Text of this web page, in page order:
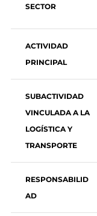
SECTOR
ACTIVIDAD
PRINCIPAL
SUBACTIVIDAD
VINCULADA A LA
LOGÍSTICA Y
TRANSPORTE
RESPONSABILID
AD